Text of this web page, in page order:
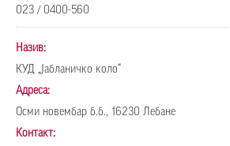
023 / 0400-560
Назив:
КУД „Јабланичко коло“
Адреса:
Осми новембар б.б., 16230 Лебане
Контакт: